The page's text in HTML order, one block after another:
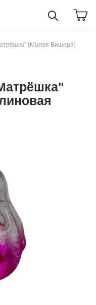
(Малая Вишера)